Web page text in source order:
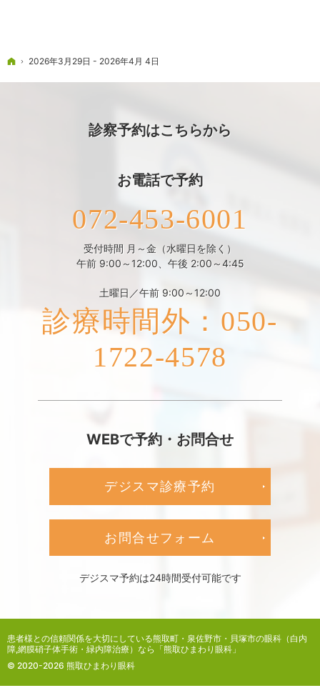
ホーム
2026年3月29日 - 2026年4月 4日
診察予約はこちらから
お電話で予約
072-453-6001
受付時間 月～金（水曜日を除く）
午前 9:00～12:00、午後 2:00～4:45
土曜日／午前 9:00～12:00
診療時間外：050-
1722-4578
WEBで予約・お問合せ
デジスマ診療予約
お問合せフォーム
デジスマ予約は24時間受付可能です
© 2020-2026 熊取ひまわり眼科
患者様との信頼関係を大切にしている熊取町・泉佐野市・貝塚市の眼科（白内
障,網膜硝子体手術・緑内障治療）なら「熊取ひまわり眼科」